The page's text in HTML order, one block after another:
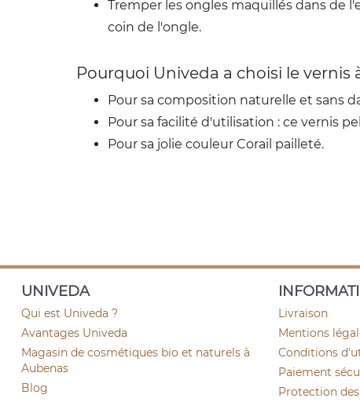
Tremper les ongles maquillés dans de
coin de l'ongle.
Pourquoi Univeda a choisi le vernis
Pour sa composition naturelle et sans
Pour sa facilité d'utilisation : ce vernis
Pour sa jolie couleur Corail pailleté.
UNIVEDA
Qui est Univeda ?
Avantages Univeda
Magasin de cosmétiques bio et naturels à
Aubenas
Blog
Livraison
Mentions
Conditions
Paiement
Protection